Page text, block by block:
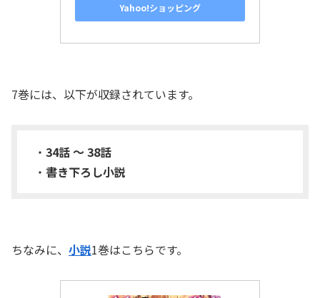
Yahoo!ショッピング
7巻には、以下が収録されています。
・ 34話 〜 38話
・ 書き下ろし小説
ちなみに、 小説1巻はこちらです。